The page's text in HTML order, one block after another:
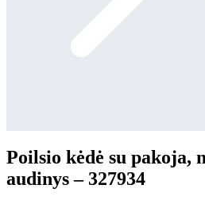
Poilsio kėdė su pakoja,
audinys – 327934